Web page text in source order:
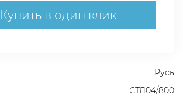
Купить в один клик
Русь
СТЛ04/800